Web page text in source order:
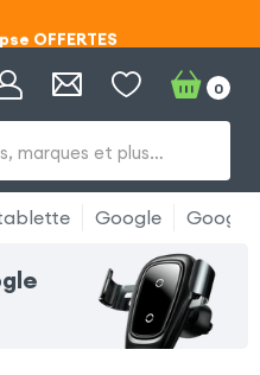
marques et plus…
0
Google Google